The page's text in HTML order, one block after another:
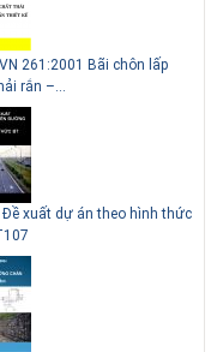
nên sử dụng gạch block
261:2001 Bãi chôn lấp
rắn –...
xuất dự án theo hình thức